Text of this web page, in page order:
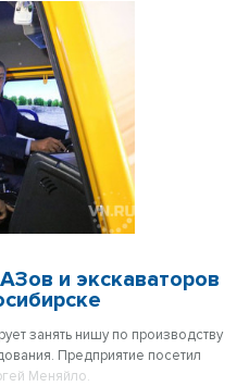
и экскаваторов
занять нишу по производству
Предприятие посетил
Меняйло.